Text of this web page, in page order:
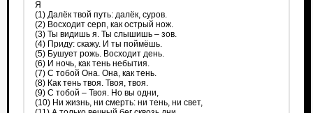
Я
(1) Далёк твой путь: далёк, суров.
(2) Восходит серп, как острый нож.
(3) Ты видишь я. Ты слышишь – зов.
(4) Приду: скажу. И ты поймёшь.
(5) Бушует рожь. Восходит день.
(6) И ночь, как тень небытия.
(7) С тобой Она. Она, как тень.
(8) Как тень твоя. Твоя, твоя.
(9) С тобой – Твоя. Но вы одни,
(10) Ни жизнь, ни смерть: ни тень, ни свет,